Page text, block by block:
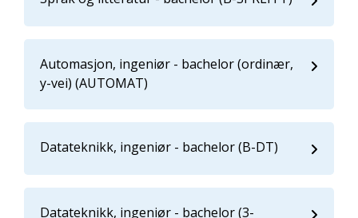
Automasjon, ingeniør - bachelor (ordinær,
y-vei) (AUTOMAT)
Datateknikk, ingeniør - bachelor (B-DT)
Datateknikk, ingeniør - bachelor (3-